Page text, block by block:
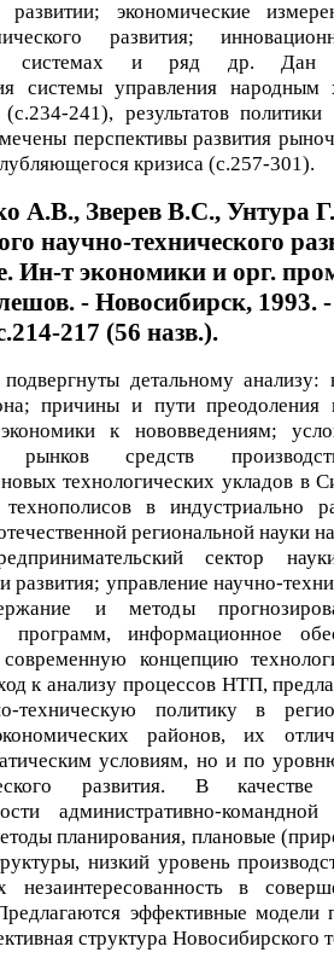
развитии; экономические
развития;
системах и ряд др. Дан
системы управления народным
(с.234-241), результатов
перспективы развития
кризиса (с.257-301).
А.В., Зверев В.С., Унтура
научно-технического
Ин-т экономики и орг.
- Новосибирск, 1993. -
217 (56 назв.).
детальному анализу:
причины и пути преодоления
к нововведениям;
рынков средств
технологических укладов в
в индустриально
региональной науки
сектор
развития; управление научно-
и методы
программ, информационное
концепцию
к анализу процессов НТП,
техническую политику в
районов, их
условиям, но и по
развития. В
административно-
планирования, плановые
низкий уровень
незаинтересованность в
эффективные
структура Новосибирского